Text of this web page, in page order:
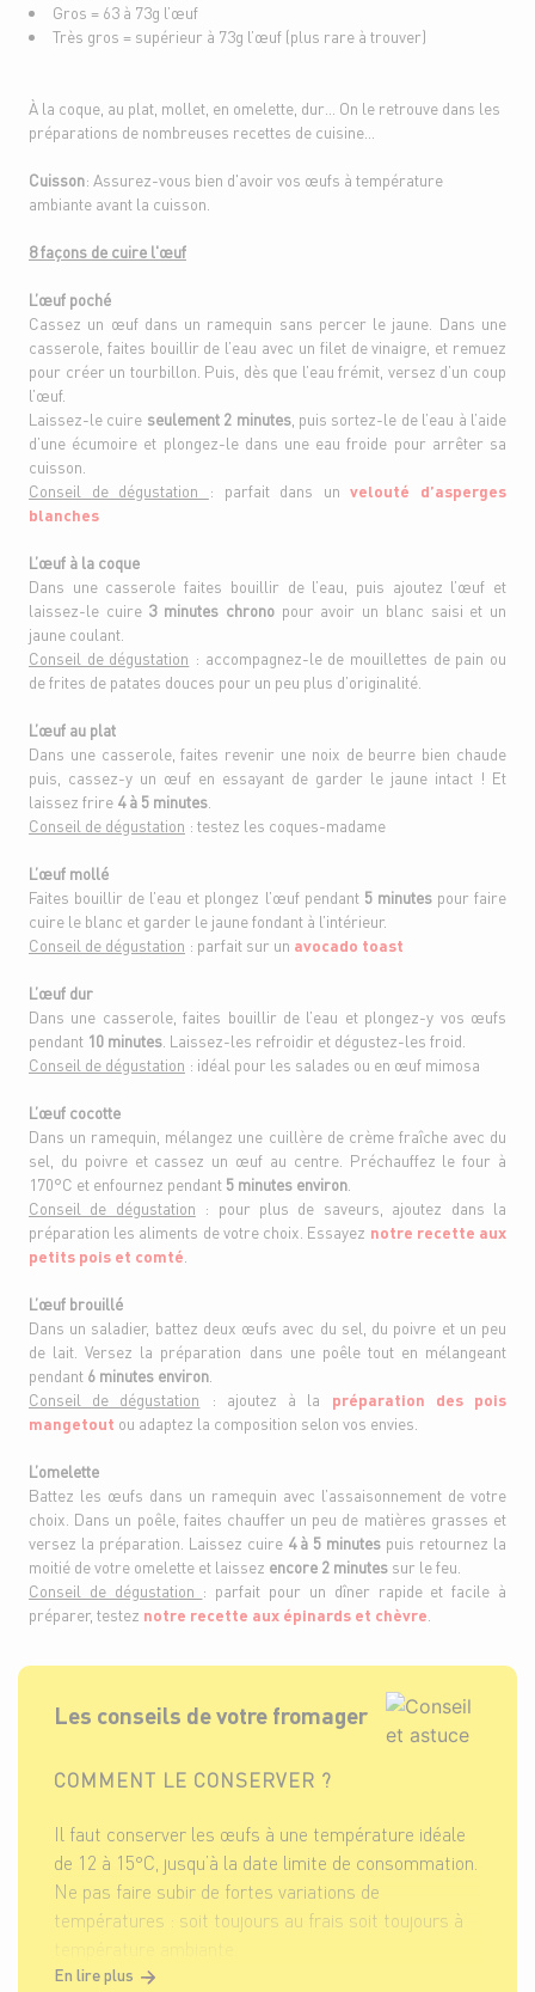
Gros = 63 à 73g l’œuf
Très gros = supérieur à 73g l’œuf (plus rare à trouver)
À la coque, au plat, mollet, en omelette, dur… On le retrouve dans les
préparations de nombreuses recettes de cuisine…
Cuisson: Assurez-vous bien d'avoir vos œufs à température
ambiante avant la cuisson.
8 façons de cuire l'œuf
L’œuf poché
Cassez un œuf dans un ramequin sans percer le jaune. Dans une
casserole, faites bouillir de l’eau avec un filet de vinaigre, et remuez
pour créer un tourbillon. Puis, dès que l’eau frémit, versez d’un coup
l’œuf.
Laissez-le cuire seulement 2 minutes, puis sortez-le de l’eau à l’aide
d’une écumoire et plongez-le dans une eau froide pour arrêter sa
cuisson.
Conseil de dégustation
: parfait dans unvelouté d’asperges
blanches
L’œuf à la coque
Dans une casserole faites bouillir de l’eau, puis ajoutez l’œuf et
laissez-le cuire 3 minutes chronopour avoir un blanc saisi et un
jaune coulant.
Conseil de dégustation : accompagnez-le de mouillettes de pain ou
de frites de patates douces pour un peu plus d’originalité.
L’œuf au plat
Dans une casserole, faites revenir une noix de beurre bien chaude
puis, cassez-y un œuf en essayant de garder le jaune intact ! Et
laissez frire 4 à 5 minutes
Conseil de dégustation : testez les coques-madame
L’œuf mollé
Faites bouillir de l’eau et plongez l’œuf pendant5 minutespour faire
cuire le blanc et garder le jaune fondant à l’intérieur.
Conseil de dégustation : parfait sur un avocado toast
L’œuf dur
Dans une casserole, faites bouillir de l’eau et plongez-y vos œufs
pendant 10 minutes . Laissez-les refroidir et dégustez-les froid.
Conseil de dégustation : idéal pour les salades ou en œuf mimosa
L’œuf cocotte
Dans un ramequin, mélangez une cuillère de crème fraîche avec du
sel, du poivre et cassez un œuf au centre. Préchauffez le four à
170°C et enfournez pendant 5 minutes environ
Conseil de dégustation : pour plus de saveurs, ajoutez dans la
préparation les aliments de votre choix. Essayez notre recette aux
petits pois et comté
L’œuf brouillé
Dans un saladier, battez deux œufs avec du sel, du poivre et un peu
de lait. Versez la préparation dans une poêle tout en mélangeant
pendant 6 minutes environ
Conseil de dégustation : ajoutez à la préparation des pois
mangetout ou adaptez la composition selon vos envies.
L’omelette
Battez les œufs dans un ramequin avec l’assaisonnement de votre
choix. Dans un poêle, faites chauffer un peu de matières grasses et
versez la préparation. Laissez cuire 4 à 5 minutes puis retournez la
moitié de votre omelette et laissez encore 2 minutes sur le feu.
Conseil de dégustation : parfait pour un dîner rapide et facile à
préparer, testez notre recette aux épinards et chèvre
Les conseils de votre fromager
COMMENT LE CONSERVER ?
Il faut conserver les œufs à une température idéale
de 12 à 15°C, jusqu’à la date limite de consommation.
Ne pas faire subir de fortes variations de
températures : soit toujours au frais soit toujours à
En lire plus